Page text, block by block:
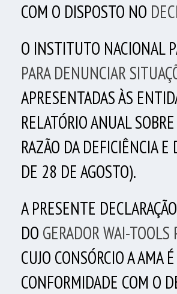
COM O DISPOSTO NO
O INSTITUTO NACIONAL
PARA DENUNCIAR
APRESENTADAS ÀS
RELATÓRIO ANUAL
RAZÃO DA DEFICIÊNCIA
DE 28 DE AGOSTO).
A PRESENTE
DO GERADOR WAI-TOOLS
CUJO CONSÓRCIO A AMA
CONFORMIDADE COM O